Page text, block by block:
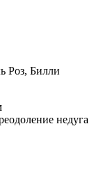
Роз, Билли
недуга